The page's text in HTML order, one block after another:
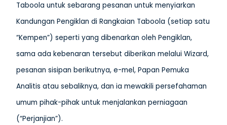
Taboola untuk sebarang pesanan untuk menyiarkan
Kandungan Pengiklan di Rangkaian Taboola (setiap satu
“Kempen”) seperti yang dibenarkan oleh Pengiklan,
sama ada kebenaran tersebut diberikan melalui Wizard,
pesanan sisipan berikutnya, e-mel, Papan Pemuka
Analitis atau sebaliknya, dan ia mewakili persefahaman
umum pihak-pihak untuk menjalankan perniagaan
(“Perjanjian”).